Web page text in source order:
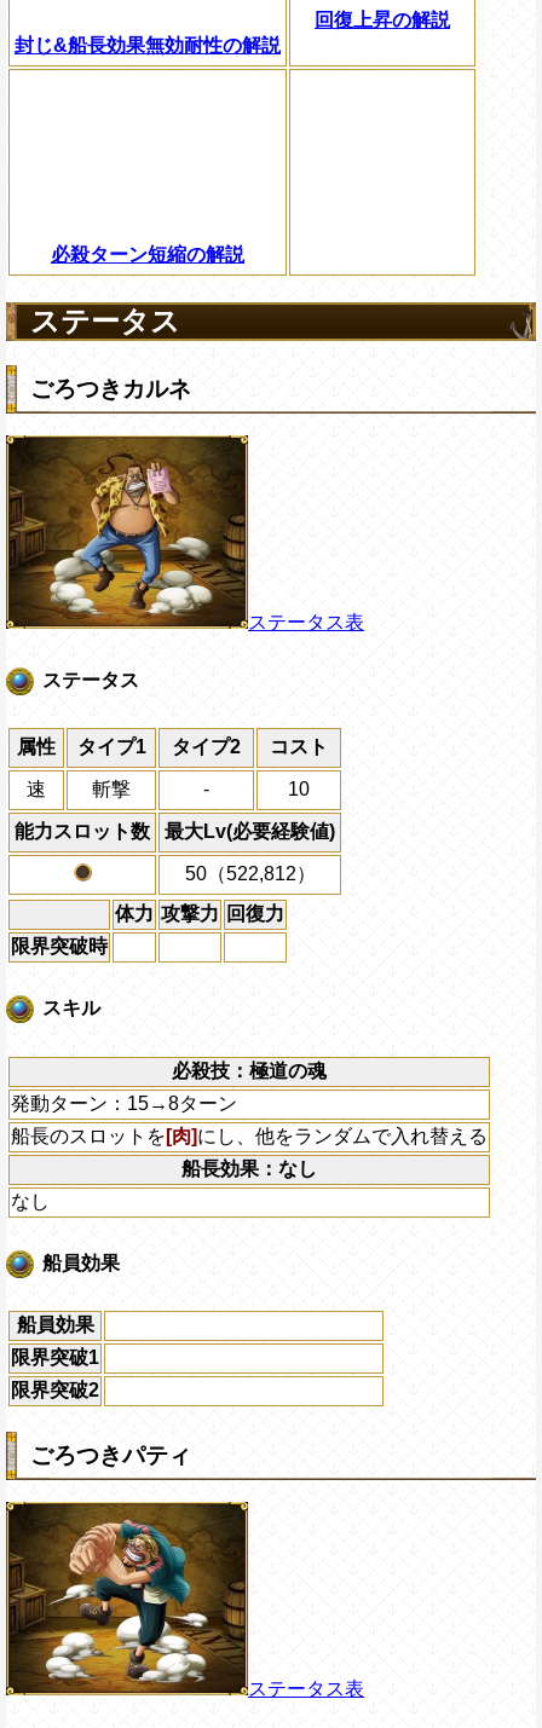
封じ&船長効果無効耐性の解説
回復上昇の解説
必殺ターン短縮の解説
ステータス
ごろつきカルネ
ステータス表
ステータス
属性 タイプ1 タイプ2 コスト
速 斬撃 - 10
能力スロット数 最大Lv(必要経験値)
50（522,812）
体力 攻撃力 回復力
限界突破時
スキル
必殺技：極道の魂
発動ターン：15→8ターン
船長のスロットを [肉]にし、他をランダムで入れ替える
船長効果：なし
なし
船員効果
船員効果
限界突破1
限界突破2
ごろつきパティ
ステータス表